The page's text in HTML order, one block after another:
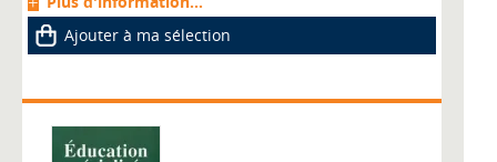
Ajouter à ma sélection